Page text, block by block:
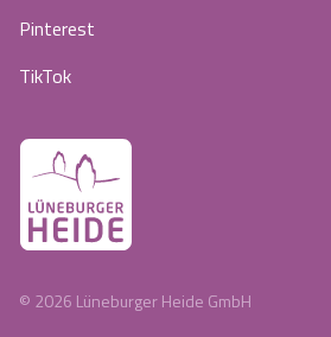
Pinterest
TikTok
© 2026 Lüneburger Heide GmbH